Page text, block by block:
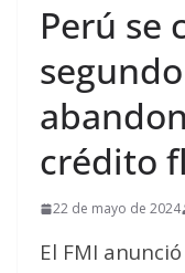
Perú se
crédito
22 de mayo de 2024
El FMI